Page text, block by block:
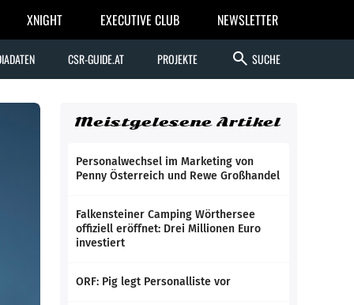
XNIGHT EXECUTIVE CLUB NEWSLETTER
CSR-GUIDE.AT PROJEKTE search SUCHE
Meistgelesene Artikel
Personalwechsel im Marketing von
Penny Österreich und Rewe Großhandel
Falkensteiner Camping Wörthersee
offiziell eröffnet: Drei Millionen Euro
investiert
ORF: Pig legt Personalliste vor